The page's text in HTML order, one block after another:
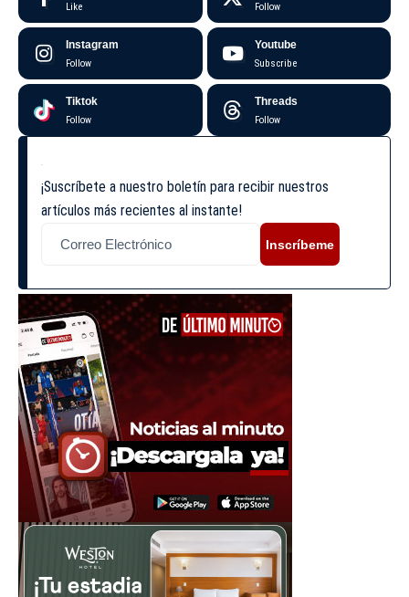
Like Follow
Instagram
Follow
Youtube
Subscribe
Tiktok
Follow
Threads
Follow
¡Suscríbete a nuestro boletín para recibir nuestros
artículos más recientes al instante!
Inscríbeme